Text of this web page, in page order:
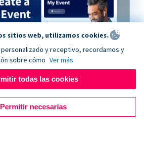
Nonprofit Event on Donorbox
sitios web, utilizamos cookies.
personalizado y receptivo, recordamos y
sobre cómo Ver más
todas las cookies
Permitir necesarias